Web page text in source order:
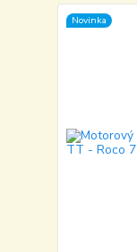
Novinka